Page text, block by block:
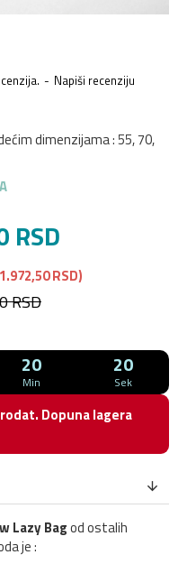
dimenzijama : 55, 70,
- Napiši recenziju
20
Min
20
Sek
RSD
RSD)
RSD
Dopuna lagera
Lazy Bagod ostalih
je :